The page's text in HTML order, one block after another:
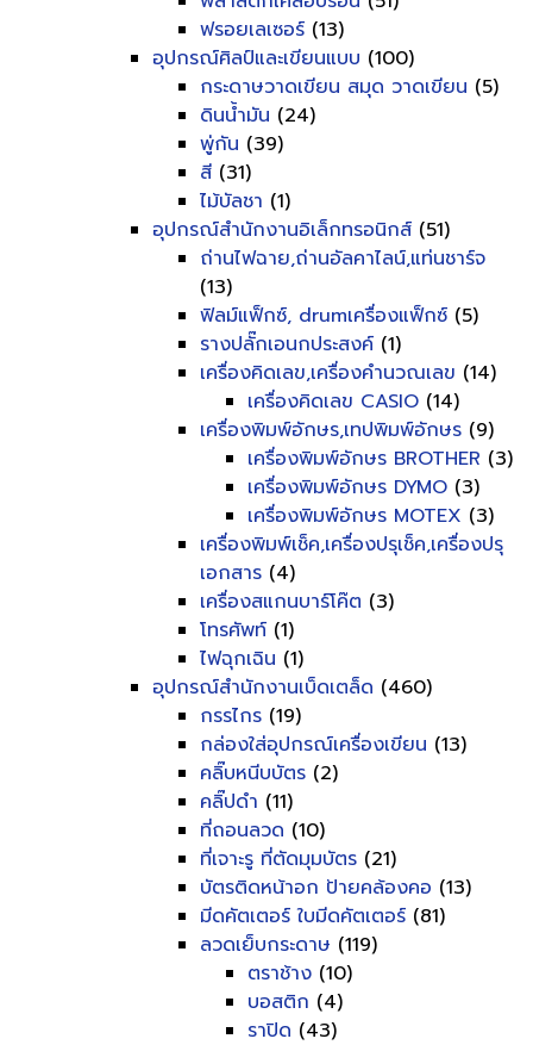
ฟรอยเลเซอร์ (13)
อุปกรณ์ศิลป์และเขียนแบบ (100)
กระดาษวาดเขียน สมุด วาดเขียน (5)
ดินน้ำมัน (24)
พู่กัน (39)
สี (31)
ไม้บัลชา (1)
อุปกรณ์สำนักงานอิเล็กทรอนิกส์ (51)
ถ่านไฟฉาย,ถ่านอัลคาไลน์,แท่นชาร์จ
(13)
ฟิลม์แฟ็กซ์, drumเครื่องแฟ็กซ์ (5)
รางปลั๊กเอนกประสงค์ (1)
เครื่องคิดเลข,เครื่องคำนวณเลข (14)
เครื่องคิดเลข CASIO (14)
เครื่องพิมพ์อักษร,เทปพิมพ์อักษร (9)
เครื่องพิมพ์อักษร BROTHER (3)
เครื่องพิมพ์อักษร DYMO (3)
เครื่องพิมพ์อักษร MOTEX (3)
เครื่องพิมพ์เช็ค,เครื่องปรุเช็ค,เครื่องปรุ
เอกสาร (4)
เครื่องสแกนบาร์โค๊ต (3)
โทรศัพท์ (1)
ไฟฉุกเฉิน (1)
อุปกรณ์สำนักงานเบ็ดเตล็ด (460)
กรรไกร (19)
กล่องใส่อุปกรณ์เครื่องเขียน (13)
คลิ๊บหนีบบัตร (2)
คลิ๊ปดำ (11)
ที่ถอนลวด (10)
ที่เจาะรู ที่ตัดมุมบัตร (21)
บัตรติดหน้าอก ป้ายคล้องคอ (13)
มีดคัตเตอร์ ใบมีดคัตเตอร์ (81)
ลวดเย็บกระดาษ (119)
ตราช้าง (10)
บอสติก (4)
ราปิด (43)